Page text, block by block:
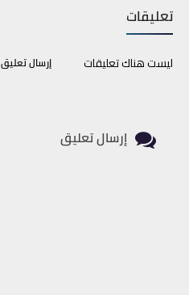
تعليقات
ليست هناك تعليقات إرسال تعليق
إرسال تعليق